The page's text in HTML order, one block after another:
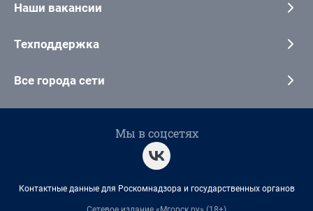
Наши вакансии
Техподдержка
Все города сети
Мы в соцсетях
Контактные данные для Роскомнадзора и государственных органов